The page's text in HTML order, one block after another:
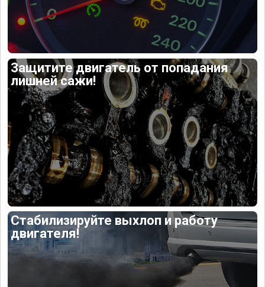
Защитите двигатель от попадания
лишней сажи!
Стабилизируйте выхлоп и работу
двигателя!